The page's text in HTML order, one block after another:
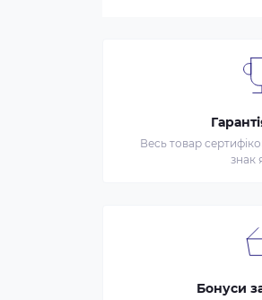
Весь товар
знак
Бонуси